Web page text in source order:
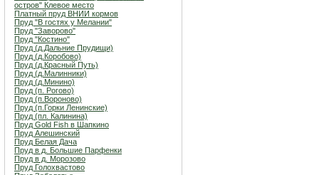
остров" Клевое место
Платный пруд ВНИИ кормов
Пруд "В гостях у Мелании"
Пруд "Заворово"
Пруд "Костино"
Пруд (д.Дальние Прудищи)
Пруд (д.Коробово)
Пруд (д.Красный Путь)
Пруд (д.Малинники)
Пруд (д.Минино)
Пруд (п. Рогово)
Пруд (п.Вороново)
Пруд (п.Горки Ленинские)
Пруд (пл. Калинина)
Пруд Gold Fish в Шапкино
Пруд Алешинский
Пруд Белая Дача
Пруд в д. Большие Парфенки
Пруд в д. Морозово
Пруд Голохвастово